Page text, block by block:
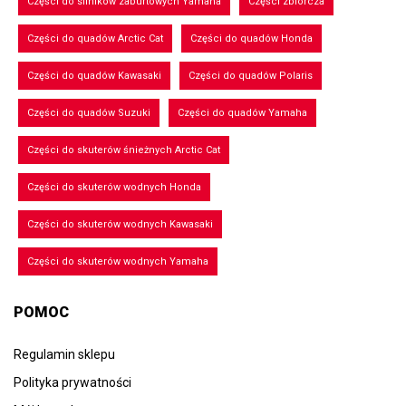
Części do quadów Arctic Cat Części do quadów Honda
Części do quadów Kawasaki Części do quadów Polaris
Części do quadów Suzuki Części do quadów Yamaha
Części do skuterów śnieżnych Arctic Cat
Części do skuterów wodnych Honda
Części do skuterów wodnych Kawasaki
Części do skuterów wodnych Yamaha
POMOC
Regulamin sklepu
Polityka prywatności